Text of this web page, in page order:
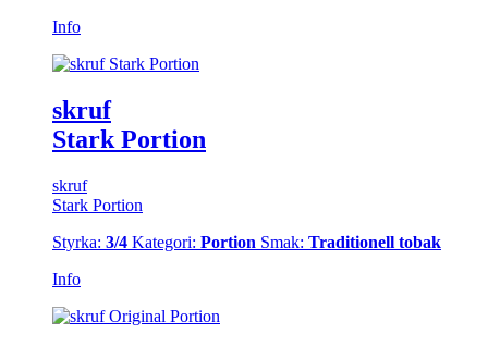
Info
skruf
Stark Portion
skruf
Stark Portion
Styrka: 3/4 Kategori: Portion Smak: Traditionell tobak
Info